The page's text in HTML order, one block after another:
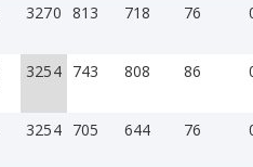
3270 813 718 76
3254 743 808 86
3254 705 644 76